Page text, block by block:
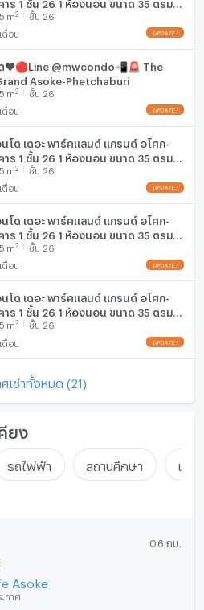
นดอนบอสโก
m2 ชั้น 26
ดือน
❤🔴Line @mwcondo📲🚨 The
Asoke-Phetchaburi
m2 ชั้น 26
ดือน
นโด เดอะ พาร์คแลนด์ แกรนด์ อโศก-
าร 1 ชั้น 26 1 ห้องนอน ขนาด 35 ตรม
นดอนบอสโก
m2 ชั้น 26
ดือน
นโด เดอะ พาร์คแลนด์ แกรนด์ อโศก-
าร 1 ชั้น 26 1 ห้องนอน ขนาด 35 ตรม
นดอนบอสโก
m2 ชั้น 26
ดือน
นโด เดอะ พาร์คแลนด์ แกรนด์ อโศก-
าร 1 ชั้น 26 1 ห้องนอน ขนาด 35 ตรม
นดอนบอสโก
m2 ชั้น 26
ดือน
เช่าทั้งหมด (21)
ยง
รถไฟฟ้า สถานศึกษา แหล่
0.6 กม.
Asoke
กาศ